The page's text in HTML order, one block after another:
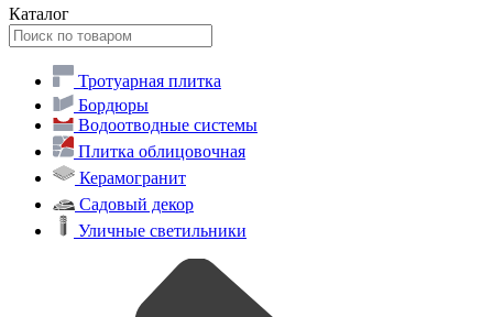
Каталог
Тротуарная плитка
Бордюры
Водоотводные системы
Плитка облицовочная
Керамогранит
Садовый декор
Уличные светильники